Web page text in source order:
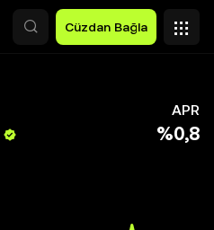
Cüzdan Bağla
APR
%0,8